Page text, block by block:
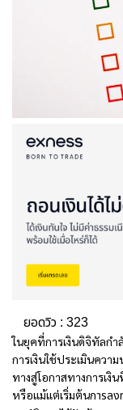
ยอดวิว : 323
ในยุคที่การเงินดิจิทัลกำ
การเงินใช้ประเมินควา
ทางสู่โอกาสทางการเงิ
หรือแม้แต่เริ่มต้นการล